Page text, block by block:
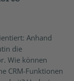
Anhand
die
Wie können
CRM-Funktionen